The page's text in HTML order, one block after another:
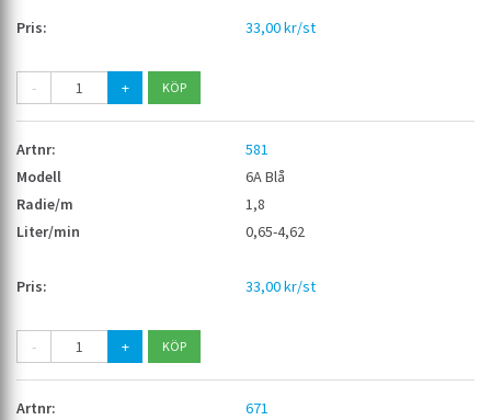
33,00 kr/st
- +
581
6A Blå
1,8
0,65-4,62
33,00 kr/st
- +
671